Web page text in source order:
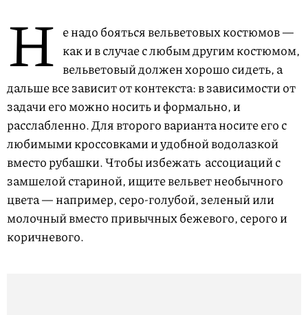
Н е надо бояться вельветовых костюмов —
как и в случае с любым другим костюмом,
вельветовый должен хорошо сидеть, а
дальше все зависит от контекста: в зависимости от
задачи его можно носить и формально, и
расслабленно. Для второго варианта носите его с
любимыми кроссовками и удобной водолазкой
вместо рубашки. Чтобы избежать ассоциаций с
замшелой стариной, ищите вельвет необычного
цвета — например, серо-голубой, зеленый или
молочный вместо привычных бежевого, серого и
коричневого.